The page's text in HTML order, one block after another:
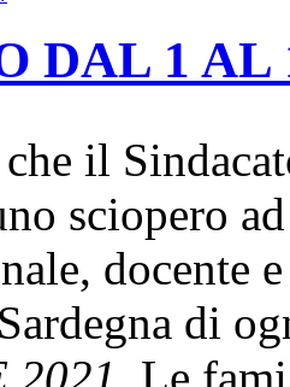
DAL 1
il
sciopero
docente
di
2021
. Le